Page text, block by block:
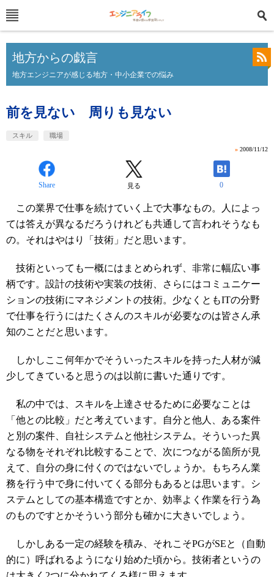
地方からの戯言
地方エンジニアが感じる地方・中小企業での悩み
前を見ない 周りも見ない
スキル 職場
» 2008/11/12
Share 見る 0
この業界で仕事を続けていく上で大事なもの。人によっ
ては答えが異なるだろうけれども共通して言われそうなも
の。それはやはり「技術」だと思います。
技術といっても一概にはまとめられず、非常に幅広い事
柄です。設計の技術や実装の技術、さらにはコミュニケー
ションの技術にマネジメントの技術。少なくともITの分野
で仕事を行うにはたくさんのスキルが必要なのは皆さん承
知のことだと思います。
しかしここ何年かでそういったスキルを持った人材が減
少してきていると思うのは以前に書いた通りです。
私の中では、スキルを上達させるために必要なことは
「他との比較」だと考えています。自分と他人、ある案件
と別の案件、自社システムと他社システム。そういった異
なる物をそれぞれ比較することで、次につながる箇所が見
えて、自分の身に付くのではないでしょうか。もちろん業
務を行う中で身に付いてくる部分もあるとは思います。シ
ステムとしての基本構造ですとか、効率よく作業を行う為
のものですとかそういう部分も確かに大きいでしょう。
しかしある一定の経験を積み、それこそPGがSEと（自動
的に）呼ばれるようになり始めた頃から。技術者というの